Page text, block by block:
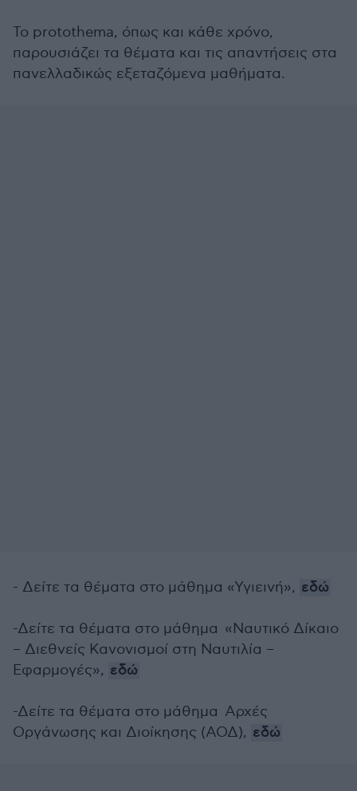
Το protothema, όπως και κάθε χρόνο,
παρουσιάζει τα θέματα και τις απαντήσεις στα
πανελλαδικώς εξεταζόμενα μαθήματα.
- Δείτε τα θέματα στο μάθημα «Υγιεινή», εδώ
-Δείτε τα θέματα στο μάθημα «Ναυτικό Δίκαιο
– Διεθνείς Κανονισμοί στη Ναυτιλία –
Εφαρμογές», εδώ
-Δείτε τα θέματα στο μάθημα Αρχές
Οργάνωσης και Διοίκησης (ΑΟΔ), εδώ